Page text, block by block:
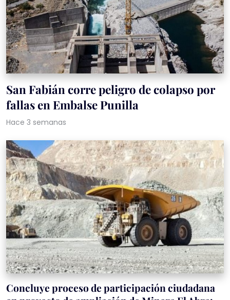
San Fabián corre peligro de colapso por
fallas en Embalse Punilla
Hace 3 semanas
Concluye proceso de participación ciudadana